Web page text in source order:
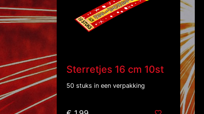
Sterretjes 16 cm 10st
50 stuks in een verpakking